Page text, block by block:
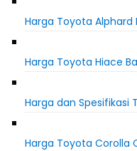
Harga Toyota Alphard
Harga Toyota Hiace
Harga dan Spesifikasi
Harga Toyota Corolla